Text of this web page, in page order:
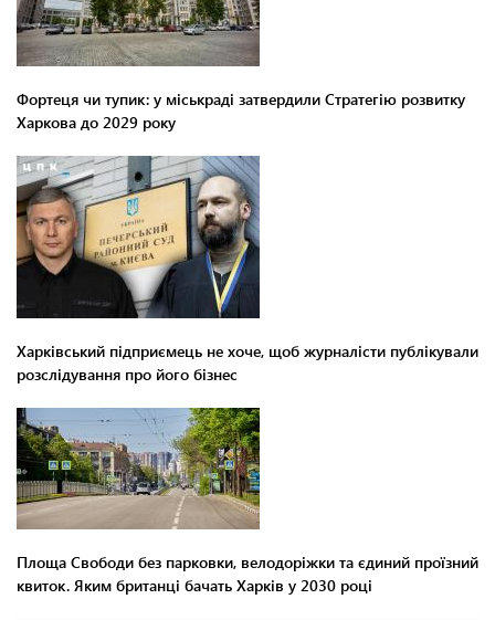
Фортеця чи тупик: у міськраді затвердили Стратегію розвитку
Харкова до 2029 року
Харківський підприємець не хоче, щоб журналісти публікували
розслідування про його бізнес
Площа Свободи без парковки, велодоріжки та єдиний проїзний
квиток. Яким британці бачать Харків у 2030 році